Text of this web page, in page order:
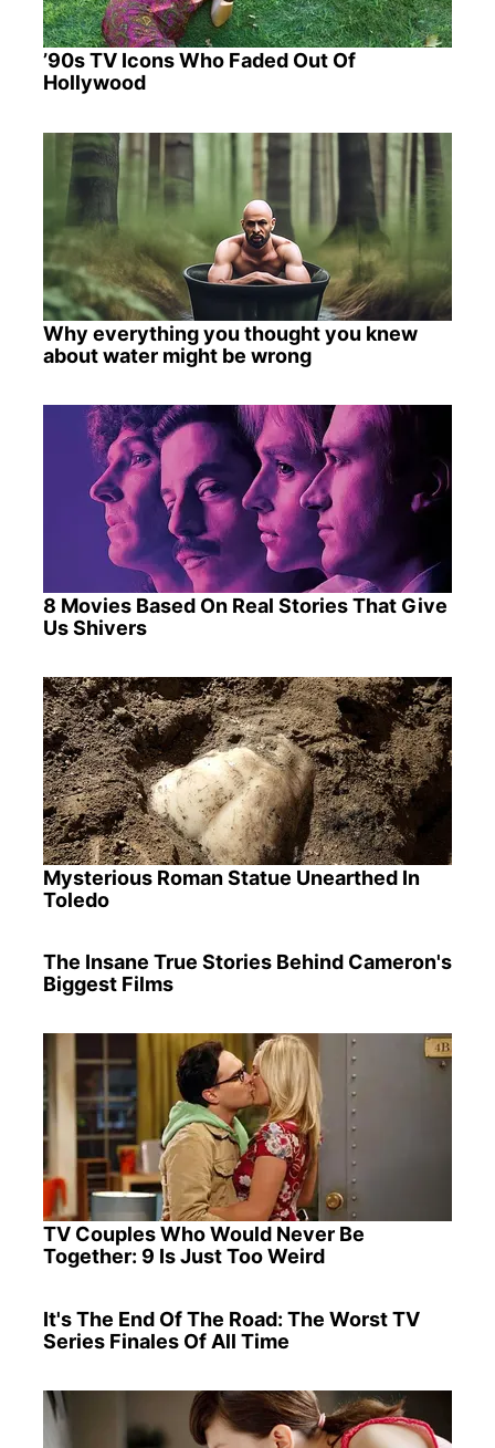
’90s TV Icons Who Faded Out Of
Hollywood
Why everything you thought you knew
about water might be wrong
8 Movies Based On Real Stories That Give
Us Shivers
Mysterious Roman Statue Unearthed In
Toledo
The Insane True Stories Behind Cameron's
Biggest Films
TV Couples Who Would Never Be
Together: 9 Is Just Too Weird
It's The End Of The Road: The Worst TV
Series Finales Of All Time